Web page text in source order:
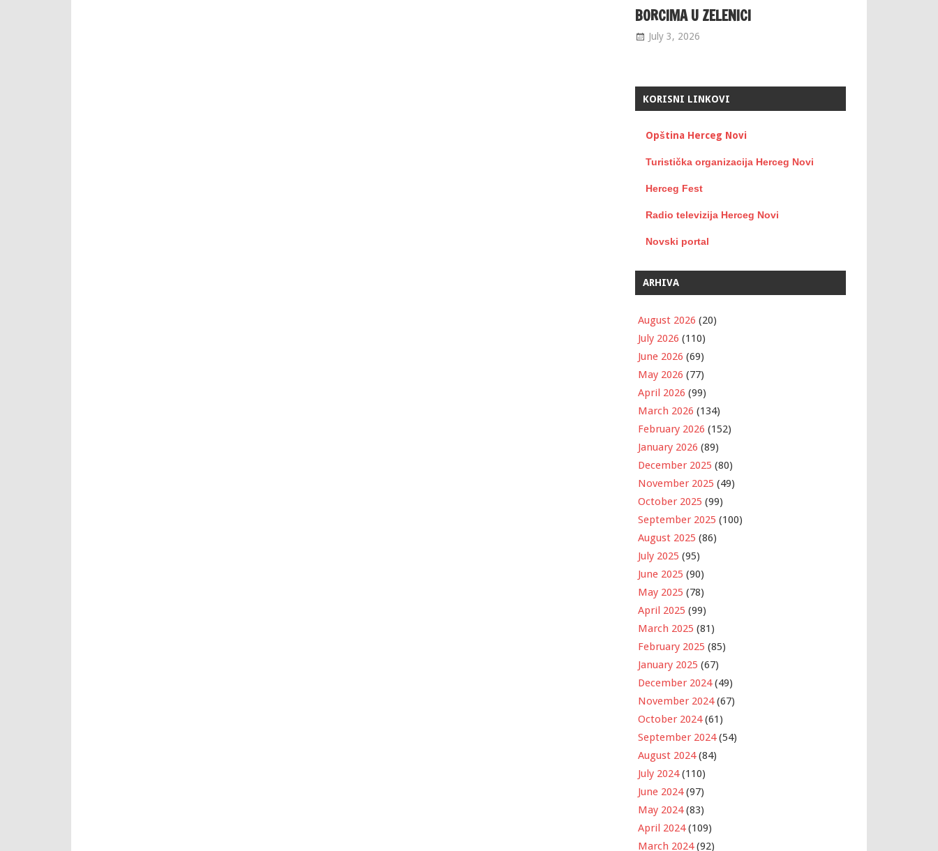
BORCIMA U ZELENICI
July 3, 2026
KORISNI LINKOVI
Opština Herceg Novi
Turistička organizacija Herceg Novi
Herceg Fest
Radio televizija Herceg Novi
Novski portal
ARHIVA
August 2026 (20)
July 2026 (110)
June 2026 (69)
May 2026 (77)
April 2026 (99)
March 2026 (134)
February 2026 (152)
January 2026 (89)
December 2025 (80)
November 2025 (49)
October 2025 (99)
September 2025 (100)
August 2025 (86)
July 2025 (95)
June 2025 (90)
May 2025 (78)
April 2025 (99)
March 2025 (81)
February 2025 (85)
January 2025 (67)
December 2024(49)
November 2024(67)
October 2024(61)
September 2024(54)
August 2024(84)
July 2024(110)
June 2024(97)
May 2024(83)
April 2024(109)
March 2024(92)